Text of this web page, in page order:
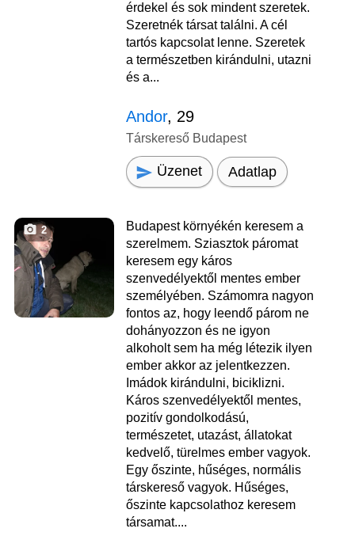
érdekel és sok mindent szeretek.
Szeretnék társat találni. A cél
tartós kapcsolat lenne. Szeretek
a természetben kirándulni, utazni
és a...
Andor, 29
Társkereső Budapest
Üzenet Adatlap
2
Budapest környékén keresem a
szerelmem. Sziasztok páromat
keresem egy káros
szenvedélyektől mentes ember
személyében. Számomra nagyon
fontos az, hogy leendő párom ne
dohányozzon és ne igyon
alkoholt sem ha még létezik ilyen
ember akkor az jelentkezzen.
Imádok kirándulni, biciklizni.
Káros szenvedélyektől mentes,
pozitív gondolkodású,
természetet, utazást, állatokat
kedvelő, türelmes ember vagyok.
Egy őszinte, hűséges, normális
társkereső vagyok. Hűséges,
őszinte kapcsolathoz keresem
társamat....